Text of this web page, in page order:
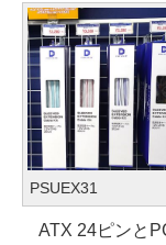
PSUEX31
ATX 24ピンと